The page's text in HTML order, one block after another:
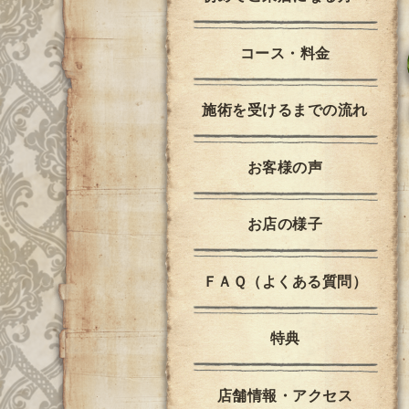
コース・料金
施術を受けるまでの流れ
お客様の声
お店の様子
ＦＡＱ（よくある質問）
特典
店舗情報・アクセス